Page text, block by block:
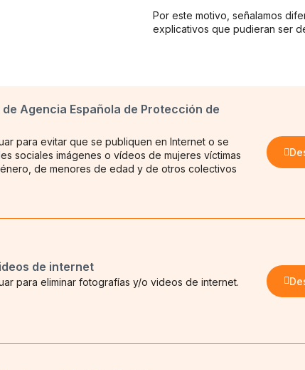
Por este motivo, señalamos
explicativos que pudieran ser
Agencia Española de Protección de
para evitar que se publiquen en Internet o se
sociales imágenes o vídeos de mujeres víctimas
de menores de edad y de otros colectivos
de internet
para eliminar fotografías y/o videos de internet.